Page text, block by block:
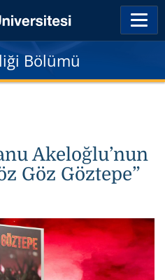
Bölümü
Akeloğlu’nun
Göz Göztepe”